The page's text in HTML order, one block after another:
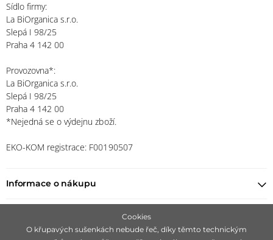
Sídlo firmy:
La BiOrganica s.r.o.
Slepá I 98/25
Praha 4 142 00
Provozovna*:
La BiOrganica s.r.o.
Slepá I 98/25
Praha 4 142 00
*Nejedná se o výdejnu zboží.
EKO-KOM registrace: F00190507
Informace o nákupu
Cookies
O křupavých sušenkách nebude řeč, díky těmto technickým